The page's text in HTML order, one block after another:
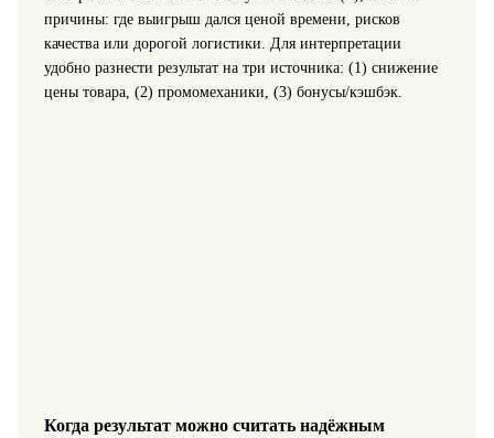
причины: где выигрыш дался ценой времени, рисков
качества или дорогой логистики. Для интерпретации
удобно разнести результат на три источника: (1) снижение
цены товара, (2) промомеханики, (3) бонусы/кэшбэк.
Когда результат можно считать надёжным